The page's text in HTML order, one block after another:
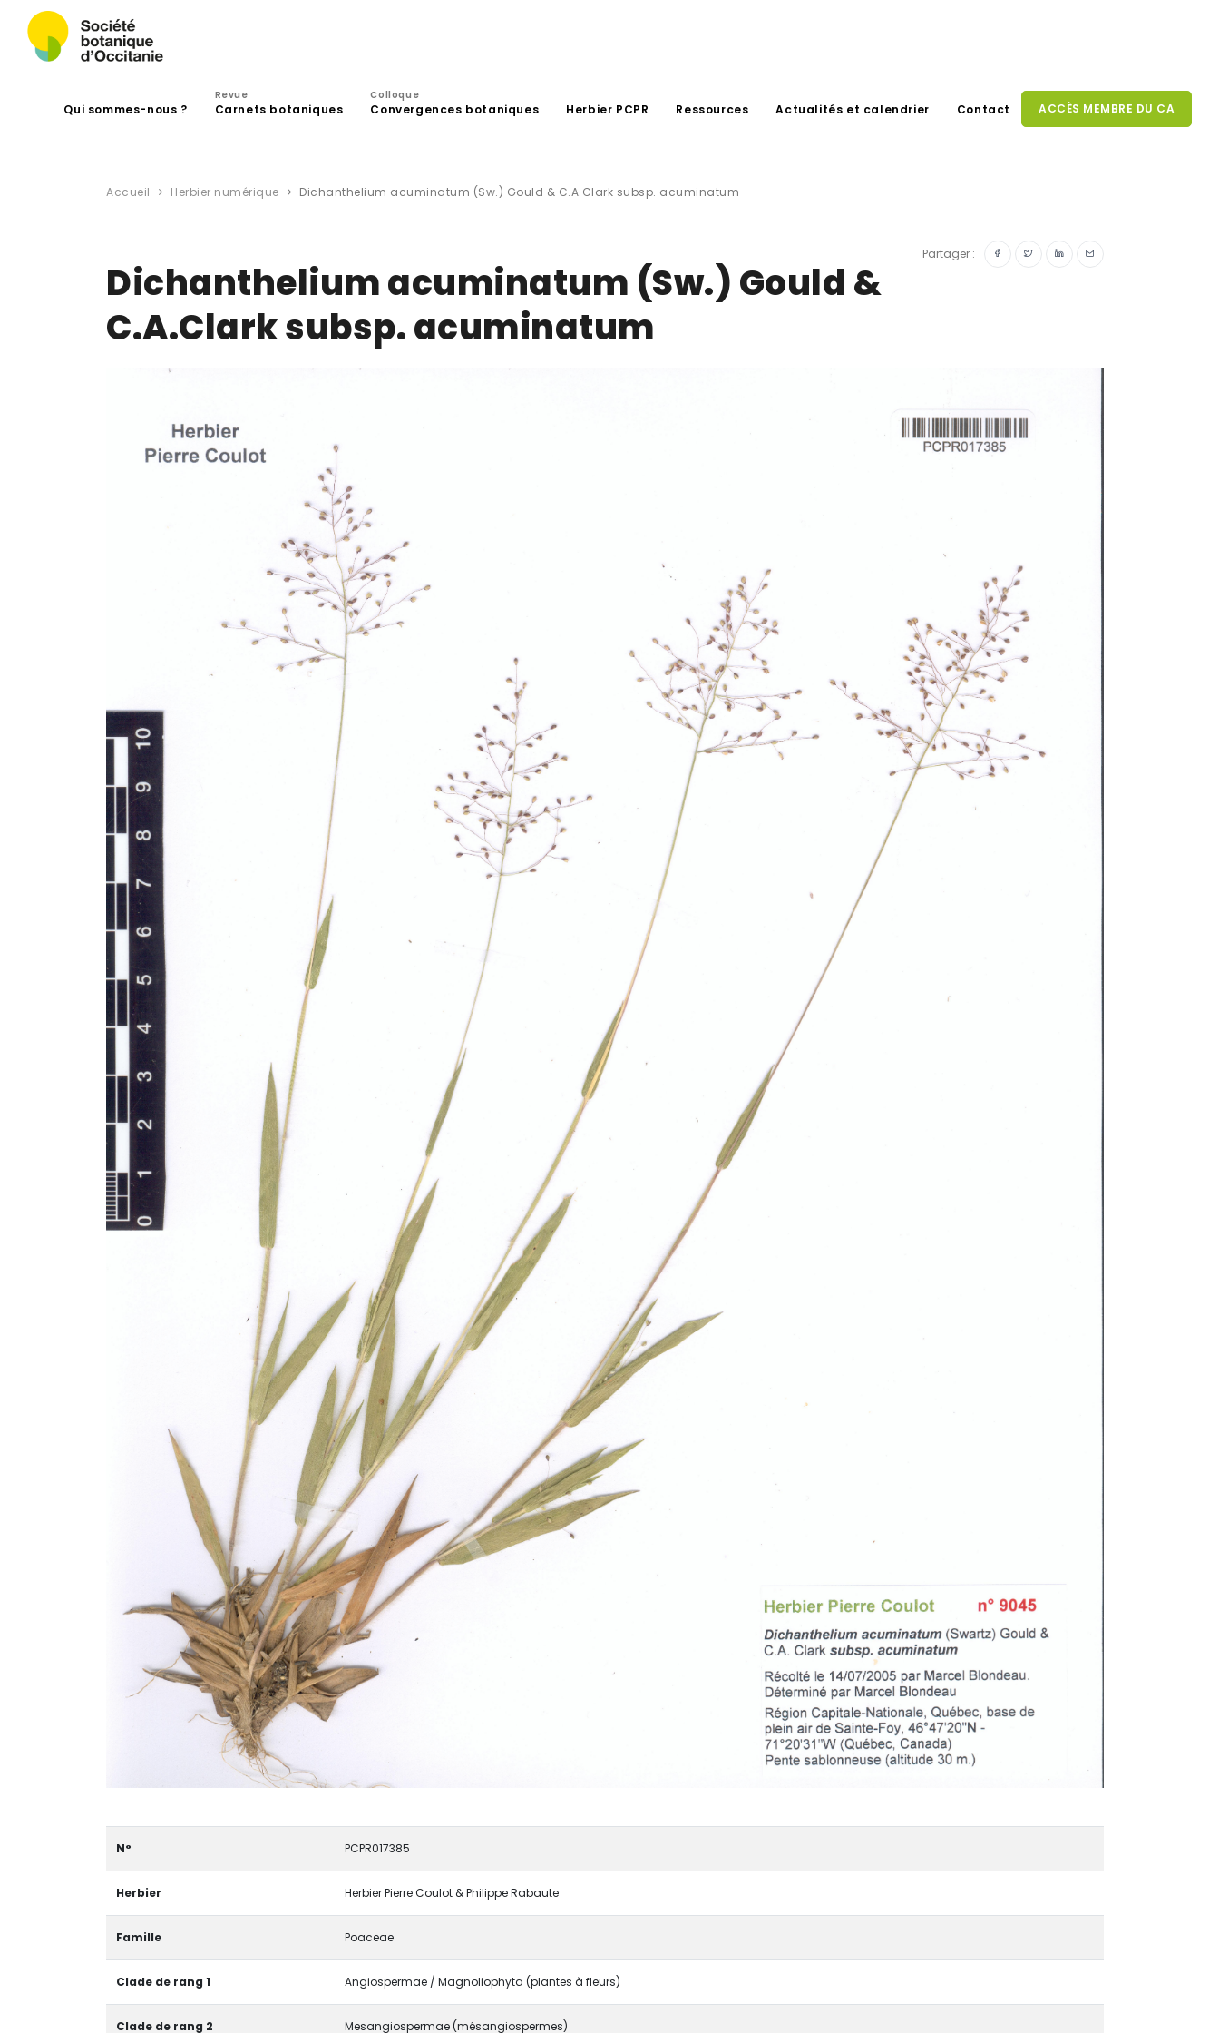
Qui sommes-nous ?
Revue
Carnets botaniques
Colloque
Convergences botaniques Herbier PCPR Ressources Actualités et calendrier Contact ACCÈS MEMBRE DU CA
Accueil Herbier numérique Dichanthelium acuminatum (Sw.) Gould & C.A.Clark subsp. acuminatum
Partager :
Dichanthelium acuminatum (Sw.) Gould &
C.A.Clark subsp. acuminatum
N° PCPR017385
Herbier Herbier Pierre Coulot & Philippe Rabaute
Famille Poaceae
Clade de rang 1 Angiospermae / Magnoliophyta (plantes à fleurs)
Clade de rang 2 Mesangiospermae (mésangiospermes)